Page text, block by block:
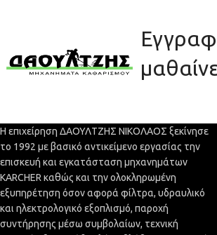
Η επιχείρηση ΔΑΟΥΛΤΖΗΣ ΝΙΚΟΛΑΟΣ ξεκίνησε
το 1992 με βασικό αντικείμενο εργασίας την
επισκευή και εγκατάσταση μηχανημάτων
KARCHER καθώς και την ολοκληρωμένη
εξυπηρέτηση όσον αφορά φίλτρα, υδραυλικό
και ηλεκτρολογικό εξοπλισμό, παροχή
συντήρησης μέσω συμβολαίων, τεχνική